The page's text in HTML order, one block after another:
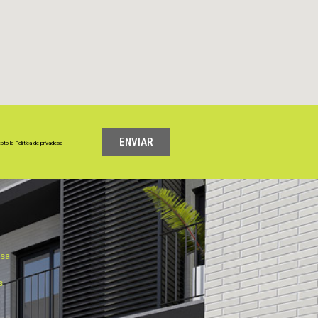
la Política de privadesa ENVIAR